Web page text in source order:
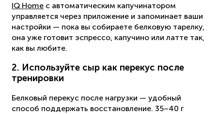
IQ Home с автоматическим капучинатором
управляется через приложение и запоминает ваши
настройки — пока вы собираете белковую тарелку,
она уже готовит эспрессо, капучино или латте так,
как вы любите.
2. Используйте сыр как перекус после
тренировки
Белковый перекус после нагрузки — удобный
способ поддержать восстановление. 35–40 г